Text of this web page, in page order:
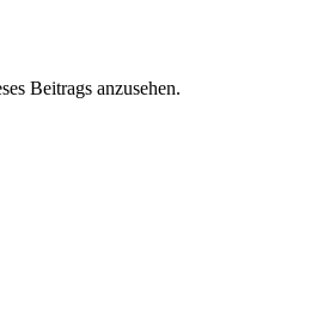
Beitrags anzusehen.